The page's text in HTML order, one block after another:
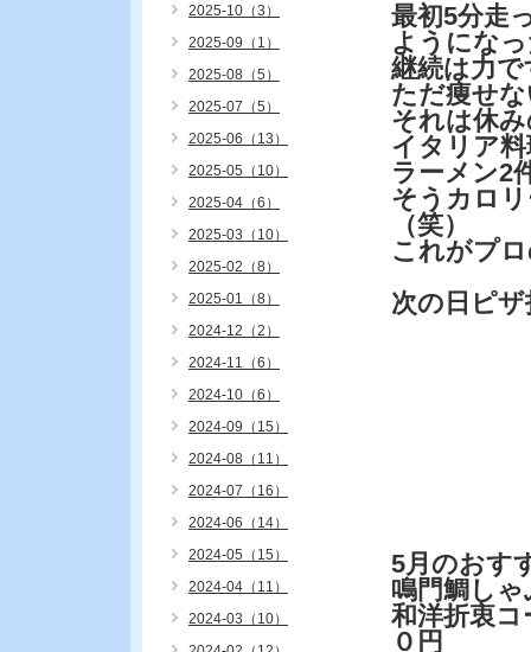
最初5分走
ようにな
継続は力で
ただ痩せ
それは休
イタリア
ラーメン2
そうカロ
（笑）
これがプ
次の日ピ
5月のおす
鳴門鯛し
和洋折衷
０円
2025-10（3）
2025-09（1）
2025-08（5）
2025-07（5）
2025-06（13）
2025-05（10）
2025-04（6）
2025-03（10）
2025-02（8）
2025-01（8）
2024-12（2）
2024-11（6）
2024-10（6）
2024-09（15）
2024-08（11）
2024-07（16）
2024-06（14）
2024-05（15）
2024-04（11）
2024-03（10）